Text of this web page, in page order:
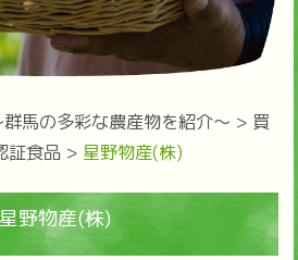
馬の多彩な農産物を紹介～ > 買
証食品> 星野物産(株)
星野物産(株)